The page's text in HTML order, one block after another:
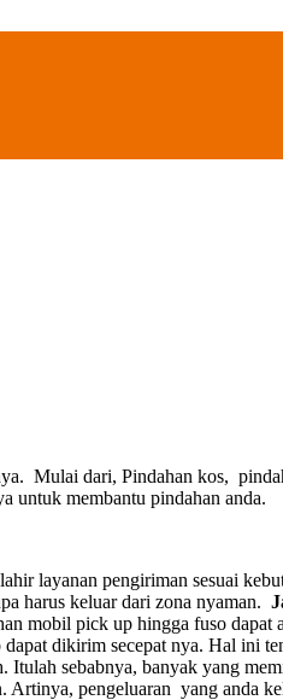
Mulai dari, Pindahan kos,
untuk membantu pindahan anda.
layanan pengiriman sesuai
harus keluar dari zona nyaman.
mobil pick up hingga fuso dapat
dikirim secepat nya. Hal ini
Itulah sebabnya, banyak yang
Artinya, pengeluaran yang anda